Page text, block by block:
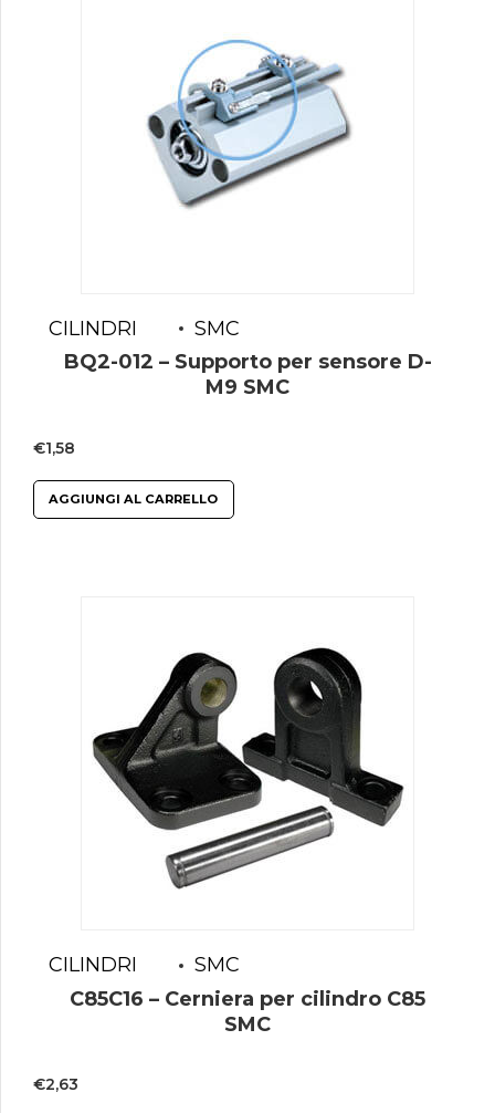
CILINDRI
SMC
BQ2-012 – Supporto per sensore D-
M9 SMC
€1,58
AGGIUNGI AL CARRELLO
CILINDRI
SMC
C85C16 – Cerniera per cilindro C85
SMC
€2,63